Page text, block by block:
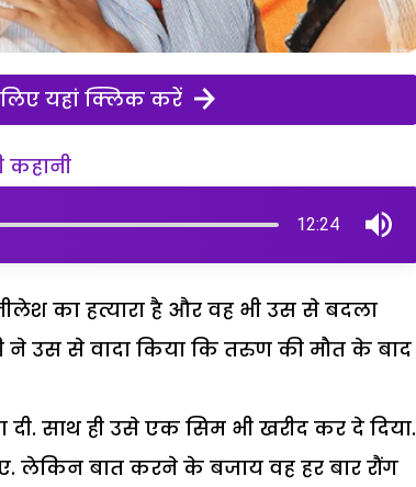
यहां क्लिक करें
कहानी
12:24
का हत्यारा है और वह भी उस से बदला
ने उस से वादा किया कि तरुण की मौत के बाद
साथ ही उसे एक सिम भी खरीद कर दे दिया.
बात करने के बजाय वह हर बार रौंग